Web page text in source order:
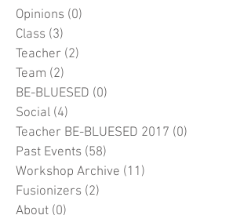
News (13)
Opinions
(0)
Class (3)
Teacher (2)2 Beiträge
Team (2)2 Beiträge
BE-BLUESED (0)0 Beiträge
Social (4)4 Beiträge
Teacher BE-BLUESED 2017
Past Events (58)